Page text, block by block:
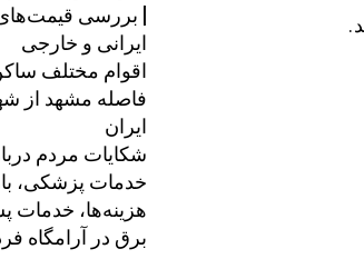
| بررسی
ایرانی و خارجی
اقوام مختلف
فاصله مشهد از
ایران
شکایات مردم
خدمات پزشکی،
هزینه‌ها،
برق در آرامگاه